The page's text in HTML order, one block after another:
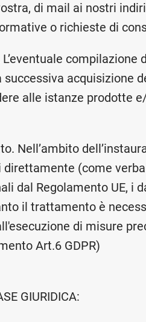
di mail ai nostri
o richieste di
compilazione
acquisizione
alle istanze prodotte
Nell’ambito
(come
dal Regolamento UE, i
il trattamento è
di misure
Art.6 GDPR)
GIURIDICA: